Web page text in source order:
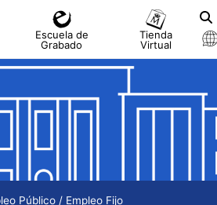
Escuela de
Grabado
Tienda
Virtual
Público / Empleo Fijo